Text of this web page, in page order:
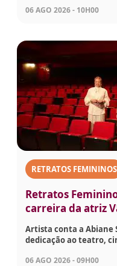
06 AGO 2026 - 10H00
RETRATOS FEMININOS
Retratos
carreira da atriz
Artista conta a Abiane
dedicação ao teatro,
06 AGO 2026 - 09H00